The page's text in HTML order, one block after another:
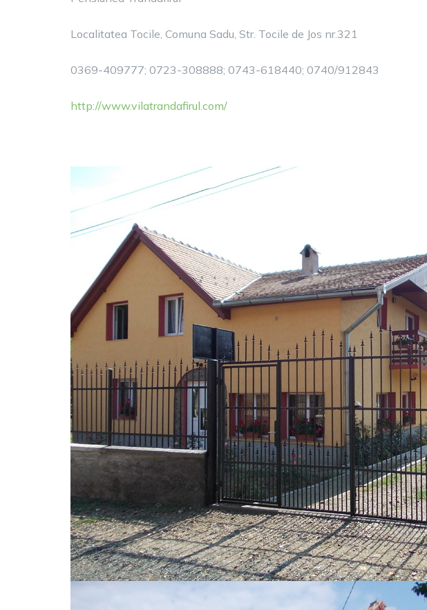
Localitatea Tocile, Comuna Sadu, Str. Tocile de Jos nr.321
0369-409777; 0723-308888; 0743-618440; 0740/912843
http://www.vilatrandafirul.com/